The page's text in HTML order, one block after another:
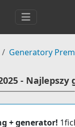
Generatory
-
+ generator!